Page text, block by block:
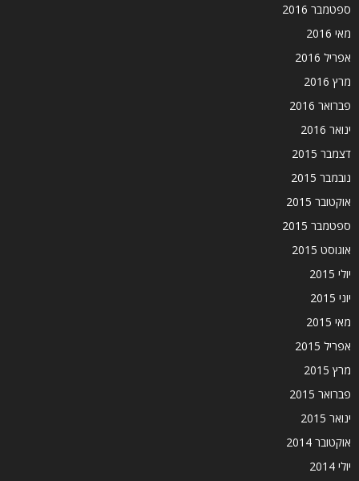
ספטמבר 2016
מאי 2016
אפריל 2016
מרץ 2016
פברואר 2016
ינואר 2016
דצמבר 2015
נובמבר 2015
אוקטובר 2015
ספטמבר 2015
אוגוסט 2015
יולי 2015
יוני 2015
מאי 2015
אפריל 2015
מרץ 2015
פברואר 2015
ינואר 2015
אוקטובר 2014
יולי 2014